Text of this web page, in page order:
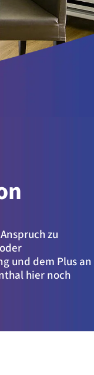
zu
und dem Plus an
hier noch